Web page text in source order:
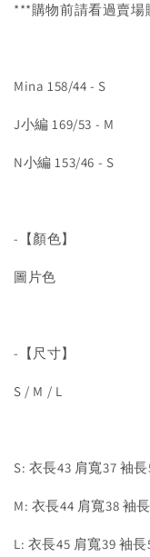
***購物前請看過賣場
Mina 158/44 - S
J小編 169/53 - M
N小編 153/46 - S
-【顏色】
圖片色
-【尺寸】
S / M / L
S: 衣長43 肩寬37 袖長
M: 衣長44 肩寬38 袖
L: 衣長45 肩寬39 袖長